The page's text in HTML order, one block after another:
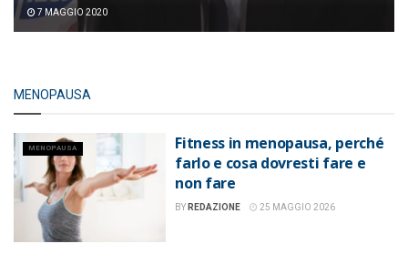
7 MAGGIO 2020
MENOPAUSA
MENOPAUSA
Fitness in menopausa, perché
farlo e cosa dovresti fare e
non fare
BY REDAZIONE 25 MAGGIO 2026